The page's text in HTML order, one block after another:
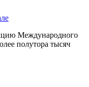
Международного
полутора тысяч